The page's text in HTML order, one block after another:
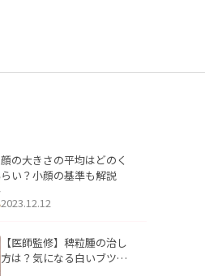
顔の大きさの平均はどのく
らい？小顔の基準も解説
2023.12.12
【医師監修】稗粒腫の治し
方は？気になる白いブツブ